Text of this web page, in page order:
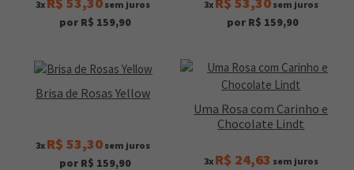
3x sem juros
por R$ 159,90
3x sem juros
por R$ 159,90
Brisa de Rosas Yellow
3x R$ 53,30 sem juros
por R$ 159,90
Uma Rosa com Carinho e
Chocolate Lindt
3x R$ 24,63 sem juros